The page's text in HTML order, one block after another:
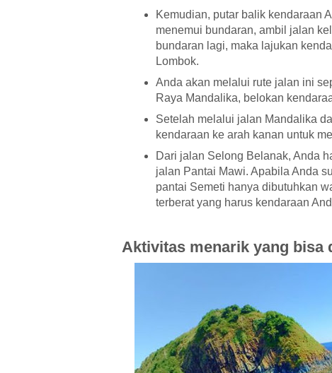
Kemudian, putar balik kendaraan
menemui bundaran, ambil jalan
bundaran lagi, maka lajukan
Lombok.
Anda akan melalui rute jalan ini
Raya Mandalika, belokan
Setelah melalui jalan Mandalika
kendaraan ke arah kanan untuk
Dari jalan Selong Belanak, Anda
jalan Pantai Mawi. Apabila Anda
pantai Semeti hanya dibutuhkan
terberat yang harus kendaraan
Aktivitas menarik yang bisa